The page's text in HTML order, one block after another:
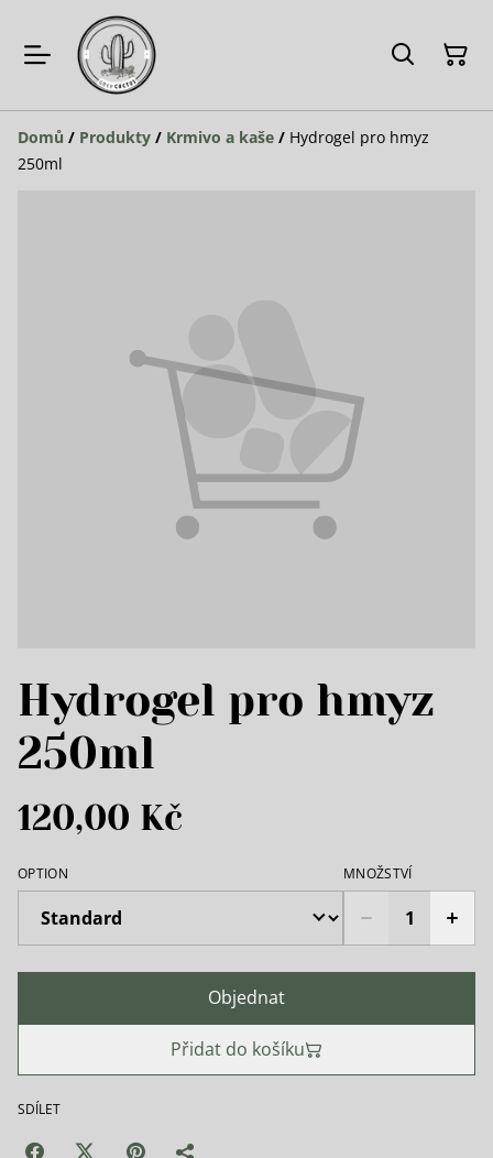
Domů / Produkty / Krmivo a kaše / Hydrogel pro hmyz
250ml
Hydrogel pro hmyz
250ml
120,00 Kč
OPTION MNOŽSTVÍ
Objednat
Přidat do košíku
SDÍLET